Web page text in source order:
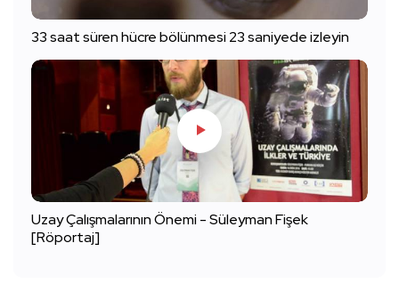
33 saat süren hücre bölünmesi 23 saniyede izleyin
Uzay Çalışmalarının Önemi - Süleyman Fişek
[Röportaj]